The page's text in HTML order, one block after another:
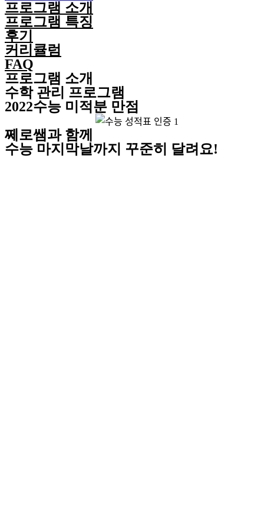
프로그램 소개
프로그램 특징
후기
커리큘럼
FAQ
프로그램 소개
수학 관리 프로그램
2022수능 미적분 만점
쩨로쌤과 함께
수능 마지막날까지 꾸준히 달려요!